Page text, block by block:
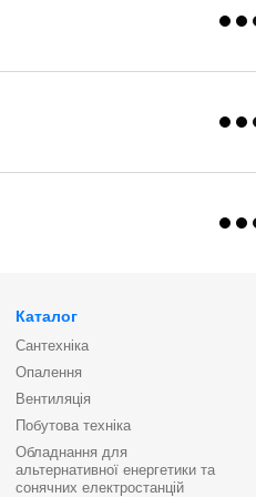
Каталог
Сантехніка
Опалення
Вентиляція
Побутова техніка
Обладнання для
альтернативної енергетики та
сонячних електростанцій